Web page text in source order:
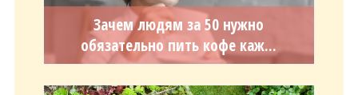
Зачем людям за 50 нужно
обязательно пить кофе каж...